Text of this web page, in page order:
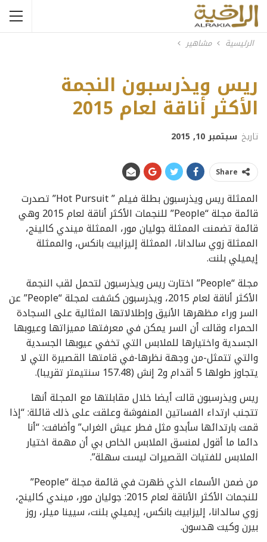
الرئيسية مشاهير
ريس ويذرسبون النجمة
الأكثر أناقة لعام 2015
تاريخ سبتمبر 10, 2015
Share
الممثلة ريس ويذرسبون بطلة فيلم ” Hot Pursuit” تصدرت
قائمة مجلة “People” للنجمات الأكثر أناقة لعام 2015 وهي
قائمة تضمنت الممثلة جوليان مور، الممثلة ميندي كالينج،
الممثلة زوي سالدانا، الممثلة إليزابيث بانكس، والممثلة
إيميلي بلنت.
مجلة “People” اختارت ريس ويذرسبون لتحمل لقب النجمة
الأكثر أناقة لعام 2015، ويذرسبون كشفت لمجلة “People” عن
السر وراء مظهرها الأنيق وإطلالاتها المثالية على السجادة
الحمراء وقالت أن السر يمكن في معرفتها مميزاتها وعيوبها
الجسدية واختيارها للملابس التي تخفي عيوبها الجسدية
والتي تتمثل-من وجهة نظرها-في قامتها القصيرة التي لا
يتجاوز طولها 5 أقدام و2 إنش (157.48 سنتيمتر تقريبا).
ريس ويذرسبون قالت أيضا خلال مقابلتها مع المجلة أنها
تتجنب ارتداء الفساتين المنفوشة وعلقت على ذلك قائلة: “إذا
قمت بارتدائها سأبدو مثل فطر عيش الغراب” وأضافت: “أنا
دائما ما أقول لمنسق الملابس الخاص بي أن مهمة اختيار
الملابس للفتيات القصيرات ليست سهلة”.
من ضمن الأسماء الذي ظهرت في قائمة مجلة “People”
للنجمات الأكثر الأناقة لعام 2015: جوليان مور، ميندي كالينج،
زوي سالدانا، إليزابيث بانكس، إيميلي بلنت، سيينا ميلر، روز
بيرن وكيت هدسون.